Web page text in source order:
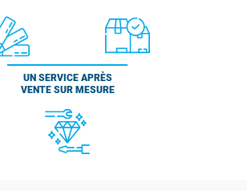
UN SERVICE APRÈS
VENTE SUR MESURE